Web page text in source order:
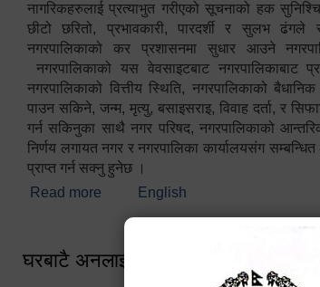
नागरिकहरुलाई प्रत्याभुत गरीएको सूचनाको हक
छीटो छरितो, प्रभावकारी, पारदर्शी र सुलभ ढंगले
नगरपालिकाको कर प्रशासनमा सुधार आउने
नगरपालिकाको यस वेवसाइटबाट नगरपालिकाबाट
नगरपालिकाको वित्तीय स्थिति, नगरपालिकाको
पाउन सकिने, जन्म, मृत्यु, बसाइसराइ, विवाह दर्ता, र
गर्न सकिनुका साथै नगर परिषद, नगरपालिकाको
निर्णय लगायत नगर र नगरपालिका कार्यालयसंग
प्राप्त गर्न सक्नु हुनेछ ।
Read more about स्वागतम!!!
English
घरबाटै अनलाइन मार्फत व्यक्तिगत घटना